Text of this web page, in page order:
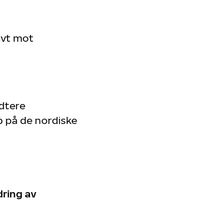
mot
på de nordiske
av